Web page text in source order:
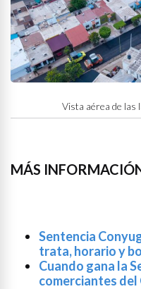
Vista aérea de las
MÁS
Sentencia
trata, horario y
Cuando gana la
comerciantes del